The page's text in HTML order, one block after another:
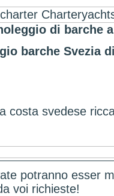
di barche
barche Svezia
costa svedese
potranno esser
voi richieste!